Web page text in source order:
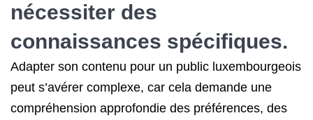
nécessiter des
connaissances spécifiques.
Adapter son contenu pour un public luxembourgeois
peut s’avérer complexe, car cela demande une
compréhension approfondie des préférences, des